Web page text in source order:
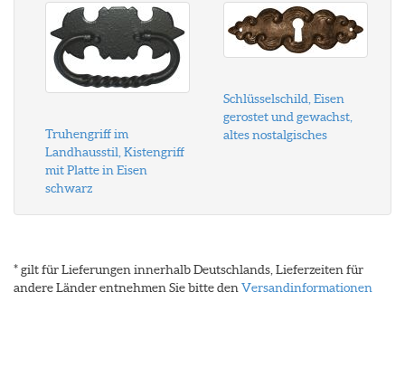
Truhengriff im
Landhausstil, Kistengriff
mit Platte in Eisen
schwarz
Schlüsselschild, Eisen
gerostet und gewachst,
altes nostalgisches
* gilt für Lieferungen innerhalb Deutschlands, Lieferzeiten für
andere Länder entnehmen Sie bitte den Versandinformationen